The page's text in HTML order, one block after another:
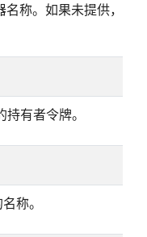
称。如果未提供，则
有者令牌。
称。